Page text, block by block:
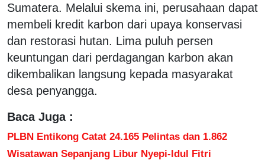
Sumatera. Melalui skema ini, perusahaan dapat
membeli kredit karbon dari upaya konservasi
dan restorasi hutan. Lima puluh persen
keuntungan dari perdagangan karbon akan
dikembalikan langsung kepada masyarakat
desa penyangga.
Baca Juga :
PLBN Entikong Catat 24.165 Pelintas dan 1.862
Wisatawan Sepanjang Libur Nyepi-Idul Fitri